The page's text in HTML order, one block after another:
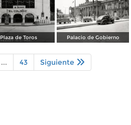
Plaza de Toros Palacio de Gobierno
... 43 Siguiente